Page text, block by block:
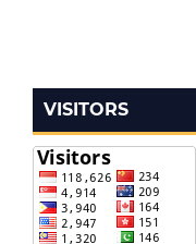
VISITORS